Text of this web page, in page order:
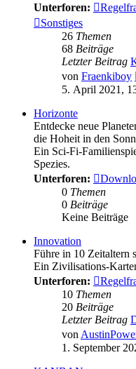
Unterforen:
Sonstiges
26 Themen
68 Beiträge
Letzter Beitrag
von Fraenkiboy
5. April 2021,
Horizonte
Entdecke neue
die Hoheit in den
Ein Sci-Fi-
Spezies.
Unterforen:
0 Themen
0 Beiträge
Keine Beiträge
Innovation
Führe in 10 Zeitaltern
Ein Zivilisations-
Unterforen:
10 Themen
20 Beiträge
Letzter Beitrag
von
1. September